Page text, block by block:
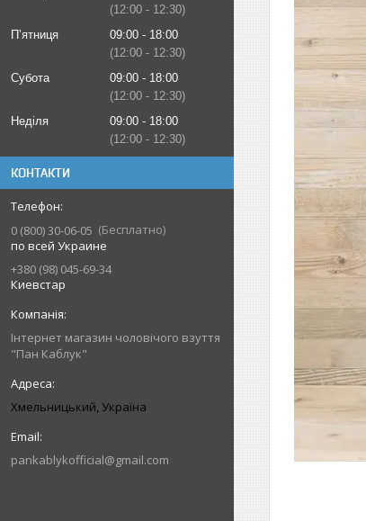
12:00
12:30
Пʼятниця
09:00
18:00
12:00
12:30
Субота
09:00
18:00
12:00
12:30
Неділя
09:00
18:00
12:00
12:30
КОНТАКТИ
0 (800) 30-06-05
Бесплатно
по всей Украине
+380 (98) 045-69-34
Киевстар
Інтернет магазин чоловічого взуття
"Пан Каблук"
Хмельницький, Україна
pankablykofficial@gmail.com